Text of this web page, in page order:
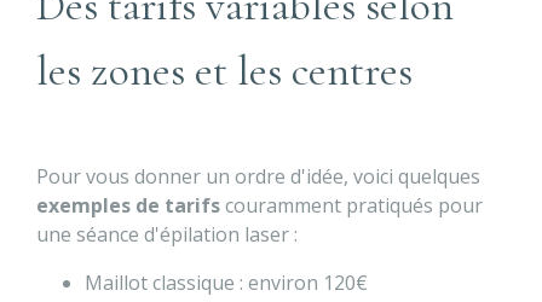
les zones et les centres
Pour vous donner un ordre d'idée, voici quelques
exemples de tarifscouramment pratiqués pour
une séance d'épilation laser :
Maillot classique : environ 120€